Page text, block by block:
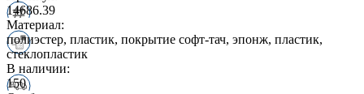
14686.39
Материал:
полиэстер, пластик, покрытие софт-тач, эпонж, пластик,
стеклопластик
В наличии:
150